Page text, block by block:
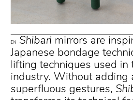
EN Shibari mirrors are
Japanese bondage
lifting techniques used in
industry. Without adding
superfluous gestures,